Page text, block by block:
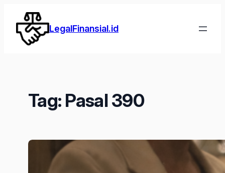
Lewati
konten
LegalFinansial.id
Tag: Pasal 390